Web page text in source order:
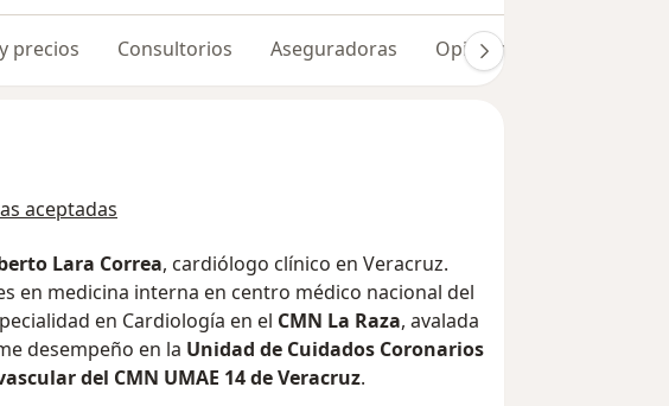
precios Consultorios Aseguradoras Opiniones (77)
aceptadas
Lara Correa, cardiólogo clínico en Veracruz.
en medicina interna en centro médico nacional del
la especialidad en Cardiología en el CMN La Raza, avalada
desempeño en la Unidad de Cuidados Coronarios
del CMN UMAE 14 de Veracruz.